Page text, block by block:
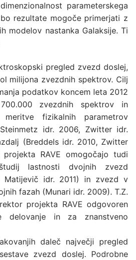
parameterskega
rezultate mogoče primerjati z
modelov nastanka Galaksije. Ti
pregled zvezd doslej,
milijona zvezdnih spektrov. Cilj
podatkov koncem leta 2012
zvezdnih spektrov in
fizikalnih parametrov
idr. 2006, Zwitter idr.
(Breddels idr. 2010, Zwitter
RAVE omogočajo tudi
lastnosti dvojnih zvezd
Matijevič idr. 2011) in zvezd v
fazah (Munari idr. 2009). T.Z.
projekta RAVE odgovoren
delovanje in za znanstveno
daleč največji pregled
zvezd doslej. Podrobne